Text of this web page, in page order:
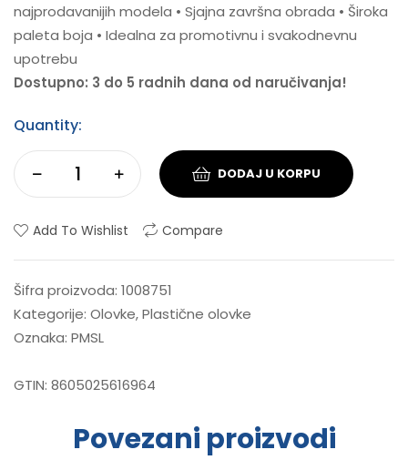
najprodavanijih modela • Sjajna završna obrada • Široka
paleta boja • Idealna za promotivnu i svakodnevnu
upotrebu
Dostupno: 3 do 5 radnih dana od naručivanja!
Quantity:
DODAJ U KORPU
Add To Wishlist Compare
Šifra proizvoda: 1008751
Kategorije: Olovke,Plastične olovke
Oznaka: PMSL
GTIN: 8605025616964
Povezani proizvodi